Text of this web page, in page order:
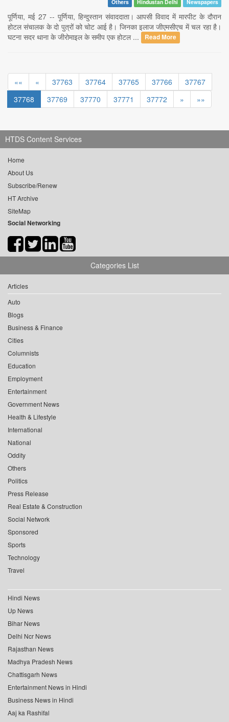
Others Hindustan Delhi Newspapers
पूर्णिया, मई 27 -- पूर्णिया, हिन्दुस्तान संवाददाता। आपसी विवाद में मारपीट के दौरान
होटल संचालक के दो पुत्रों को चोट आई है। जिनका इलाज जीएमसीएच में चल रहा है।
घटना सदर थाना के जीरोमाइल के समीप एक होटल ...
Read More
«« « 37763 37764 37765 37766
37767
37768
37769 37770 37771 37772 » »»
HTDS Content Services
Home
About Us
Subscribe/Renew
HT Archive
SiteMap
Social Networking
Categories List
Articles
Auto
Blogs
Business & Finance
Cities
Columnists
Education
Employment
Entertainment
Government News
Health & Lifestyle
International
National
Oddity
Others
Politics
Press Release
Real Estate & Construction
Social Network
Sponsored
Sports
Technology
Travel
Hindi News
Up News
Bihar News
Delhi Ncr News
Rajasthan News
Madhya Pradesh News
Chattisgarh News
Entertainment News in Hindi
Business News in Hindi
Aaj ka Rashifal